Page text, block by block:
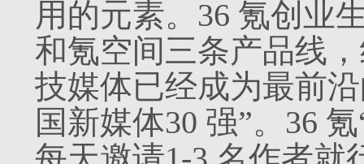
用的元素。36 氪创业
和氪空间三条产品线
技媒体已经成为最前
国新媒体30 强”。36